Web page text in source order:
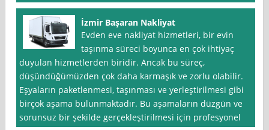
İzmir Başaran Nakliyat
Evden eve nakliyat hizmetleri, bir evin
taşınma süreci boyunca en çok ihtiyaç
duyulan hizmetlerden biridir. Ancak bu süreç,
düşündüğümüzden çok daha karmaşık ve zorlu olabilir.
Eşyaların paketlenmesi, taşınması ve yerleştirilmesi gibi
birçok aşama bulunmaktadır. Bu aşamaların düzgün ve
sorunsuz bir şekilde gerçekleştirilmesi için profesyonel